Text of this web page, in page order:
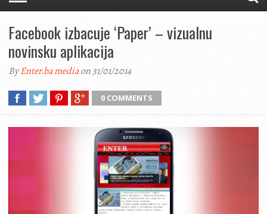
Facebook izbacuje ‘Paper’ – vizualnu
novinsku aplikacija
ByEnter.ba mediaon 31/01/2014
0 COMMENTS